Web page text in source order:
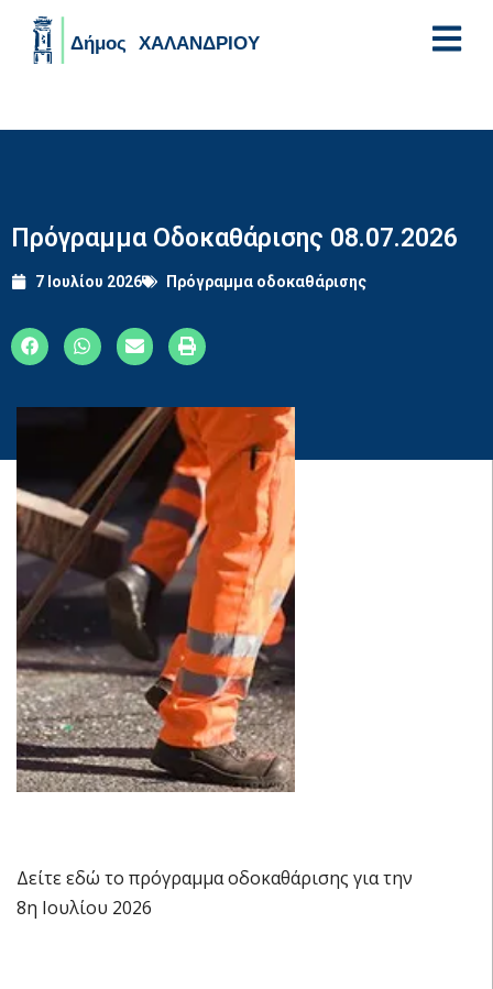
Πρόγραμμα Οδοκαθάρισης 08.07.2026
7 Ιουλίου 2026 Πρόγραμμα οδοκαθάρισης
Δείτε εδώ το πρόγραμμα οδοκαθάρισης για την
8η Ιουλίου 2026